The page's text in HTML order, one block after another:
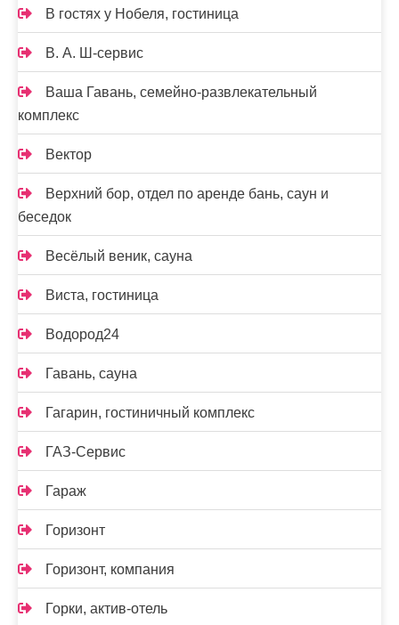
В гостях у Нобеля, гостиница
В. А. Ш-сервис
Ваша Гавань, семейно-развлекательный
комплекс
Вектор
Верхний бор, отдел по аренде бань, саун и
беседок
Весёлый веник, сауна
Виста, гостиница
Водород24
Гавань, сауна
Гагарин, гостиничный комплекс
ГАЗ-Сервис
Гараж
Горизонт
Горизонт, компания
Горки, актив-отель